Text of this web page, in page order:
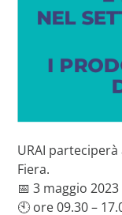
URAI parteciperà
Fiera.
📅 3 maggio 2023
🕙 ore 09.30 –